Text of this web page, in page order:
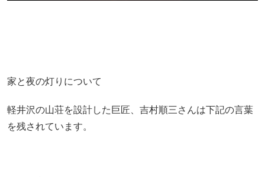
家と夜の灯りについて
軽井沢の山荘を設計した巨匠、吉村順三さんは下記の言葉
を残されています。